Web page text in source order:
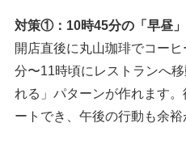
対策①：10時45分の「早昼」
開店直後に丸山珈琲でコー
分〜11時頃にレストランへ
れる」パターンが作れます
ートでき、午後の行動も余裕